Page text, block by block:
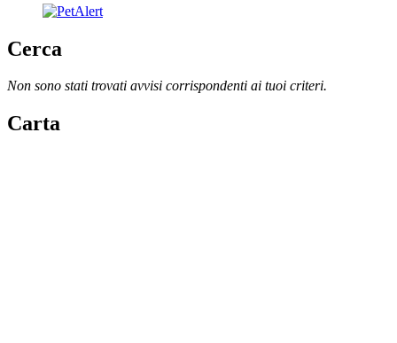
Cerca
Non sono stati trovati avvisi corrispondenti ai tuoi criteri.
Carta